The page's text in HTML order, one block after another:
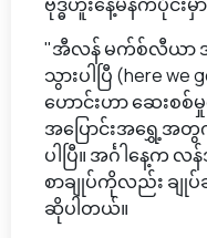
"အီလန် မက်စ်လီယာ အ
သွားပါပြီ (here
ဟောင်းဟာ ဆေးစစ်
အပြောင်းအရွှေ့အ
ပါပြီ။ အင်္ဂါနေ့က လ
စာချုပ်ကိုလည်း ချုပ်
ဆိုပါတယ်။